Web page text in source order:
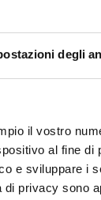
degli
il vostro
al fine di
e sviluppare i
privacy sono